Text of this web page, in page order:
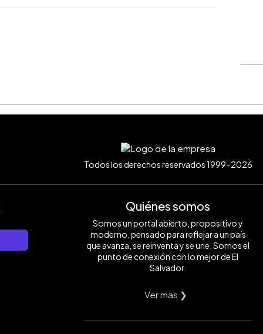
Todos los derechos reservados 1999-2026
Quiénes somos
Somos un portal abierto, propositivo y
moderno, pensado para reflejar a un país
que avanza, se reinventa y se une. Somos el
punto de conexión con lo mejor de El
Salvador.
Ver mas ❯